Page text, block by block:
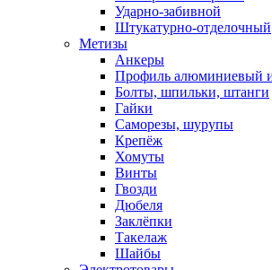
Ударно-забивной
Штукатурно-отделочный
Метизы
Анкеры
Профиль алюминиевый и
Болты, шпильки, штанги
Гайки
Саморезы, шурупы
Крепёж
Хомуты
Винты
Гвозди
Дюбеля
Заклёпки
Такелаж
Шайбы